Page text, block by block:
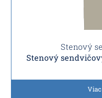
Stenový
Stenový